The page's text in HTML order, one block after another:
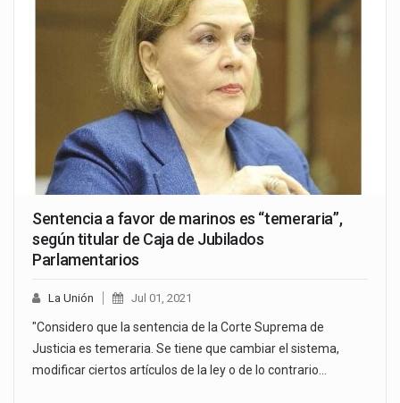
Sentencia a favor de marinos es “temeraria”,
según titular de Caja de Jubilados
Parlamentarios
La Unión Jul 01, 2021
"Considero que la sentencia de la Corte Suprema de
Justicia es temeraria. Se tiene que cambiar el sistema,
modificar ciertos artículos de la ley o de lo contrario…